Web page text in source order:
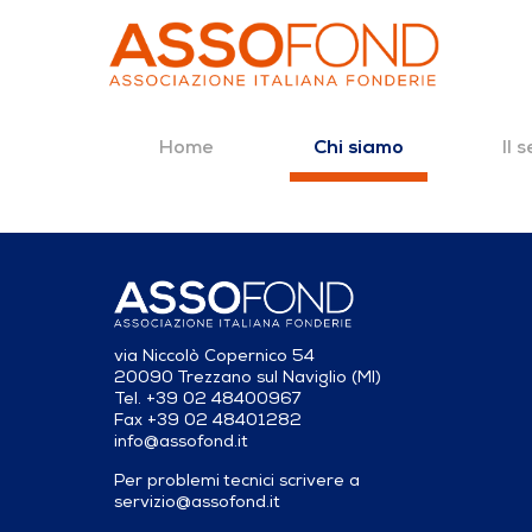
Home Chi siamo Il
via Niccolò Copernico 54
20090 Trezzano sul Naviglio (MI)
Tel. +39 02 48400967
Fax +39 02 48401282
info@assofond.it
Per problemi tecnici scrivere a
servizio@assofond.it